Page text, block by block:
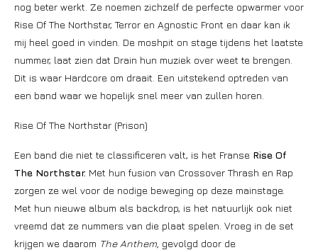
nog beter werkt. Ze noemen zichzelf de perfecte opwarmer voor
Rise Of The Northstar, Terror en Agnostic Front en daar kan ik
mij heel goed in vinden. De moshpit on stage tijdens het laatste
nummer, laat zien dat Drain hun muziek over weet te brengen.
Dit is waar Hardcore om draait. Een uitstekend optreden van
een band waar we hopelijk snel meer van zullen horen.
Rise Of The Northstar (Prison)
Een band die niet te classificeren valt, is het Franse Rise Of
The Northstar. Met hun fusion van Crossover Thrash en Rap
zorgen ze wel voor de nodige beweging op deze mainstage.
Met hun nieuwe album als backdrop, is het natuurlijk ook niet
vreemd dat ze nummers van die plaat spelen. Vroeg in de set
krijgen we daarom The Anthem, gevolgd door de